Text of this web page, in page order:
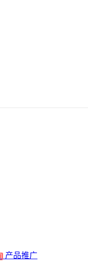
产品推广